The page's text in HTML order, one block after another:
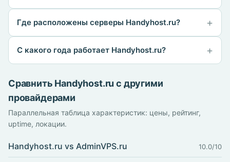
Где расположены серверы Handyhost.ru?
С какого года работает Handyhost.ru?
Сравнить Handyhost.ru с другими
провайдерами
Параллельная таблица характеристик: цены, рейтинг,
uptime, локации.
Handyhost.ru vs AdminVPS.ru 10.0/10